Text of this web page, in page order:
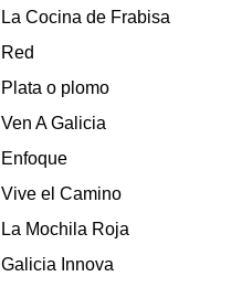
La Cocina de Frabisa
Red
Plata o plomo
Ven A Galicia
Enfoque
Vive el Camino
La Mochila Roja
Galicia Innova